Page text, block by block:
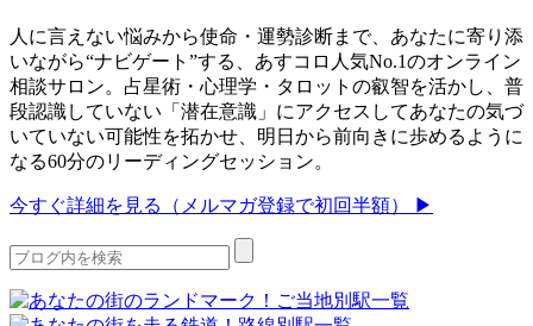
人に言えない悩みから使命・運勢診断まで、あなたに寄り添
いながら“ナビゲート”する、あすコロ人気No.1のオンライン
相談サロン。占星術・心理学・タロットの叡智を活かし、普
段認識していない「潜在意識」にアクセスしてあなたの気づ
いていない可能性を拓かせ、明日から前向きに歩めるように
なる60分のリーディングセッション。
今すぐ詳細を見る（メルマガ登録で初回半額） ▶